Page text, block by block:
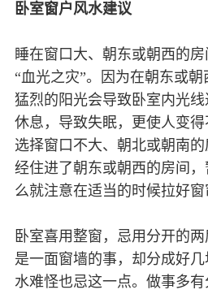
卧室窗户风水建议
睡在窗口大、朝东或朝西的
“血光之灾”。因为在朝东或
猛烈的阳光会导致卧室内光
休息，导致失眠，更使人变得
选择窗口不大、朝北或朝南
经住进了朝东或朝西的房间
么就注意在适当的时候拉好窗
卧室喜用整窗，忌用分开的
是一面窗墙的事，却分成好
水难怪也忌这一点。做事多有